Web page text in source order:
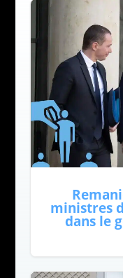
ministres
dans le